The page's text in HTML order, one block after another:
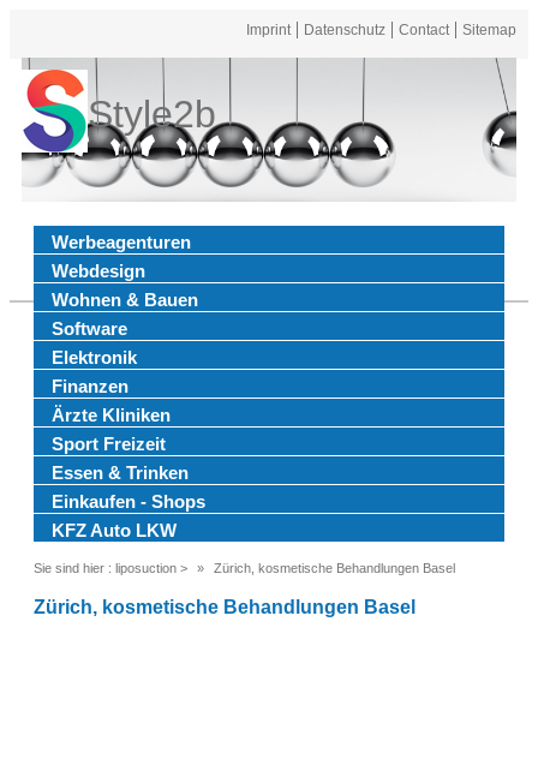
Imprint Datenschutz Contact Sitemap
Style2b
Werbeagenturen
Webdesign
Wohnen & Bauen
Software
Elektronik
Finanzen
Ärzte Kliniken
Sport Freizeit
Essen & Trinken
Einkaufen - Shops
KFZ Auto LKW
Sie sind hier : liposuction > Zürich, kosmetische Behandlungen Basel
Zürich, kosmetische Behandlungen Basel